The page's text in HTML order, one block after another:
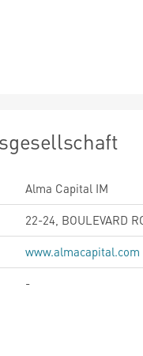
Alma Capital IM
22-24, BOULEVARD
www.almacapital.com
-